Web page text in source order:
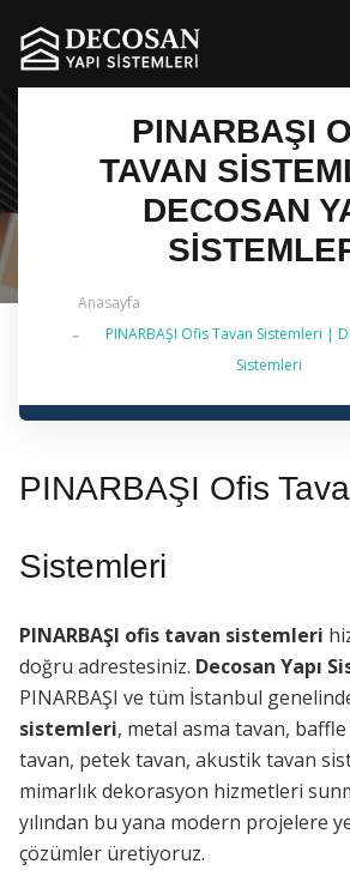
PINARBAŞI
TAVAN
DECOSAN
Anasayfa
PINARBAŞI Ofis Tavan Sistemleri |
Sistemleri
✔ 2026 Güncel — İstanbul Genelinde
PINARBAŞI Ofis
Sistemleri
PINARBAŞI ofis tavan sistemleri
doğru adrestesiniz. Decosan Yapı
PINARBAŞI ve tüm İstanbul
sistemleri, metal asma tavan,
tavan, petek tavan, akustik tavan
mimarlık dekorasyon hizmetleri
yılından bu yana modern projelere
çözümler üretiyoruz.